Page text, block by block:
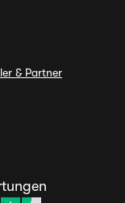
& Partner